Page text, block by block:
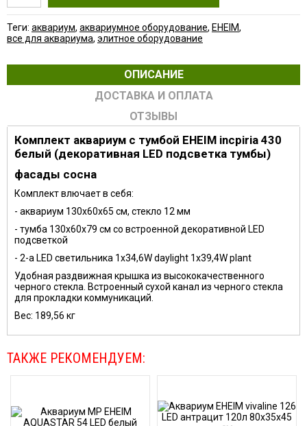
Теги: аквариум, аквариумное оборудование, EHEIM,
все для аквариума, элитное оборудование
ОПИСАНИЕ
ДОСТАВКА И ОПЛАТА
ОТЗЫВЫ
Комплект аквариум с тумбой EHEIM incpiria 430
белый (декоративная LED подсветка тумбы)
фасады сосна
Комплект влючает в себя:
- аквариум 130x60x65 см, стекло 12 мм
- тумба 130x60x79 см со встроенной декоративной LED
подсветкой
- 2-а LED светильника 1x34,6W daylight 1x39,4W plant
Удобная раздвижная крышка из высококачественного
черного стекла. Встроенный сухой канал из черного стекла
для прокладки коммуникаций.
Вес: 189,56 кг
ТАКЖЕ РЕКОМЕНДУЕМ: